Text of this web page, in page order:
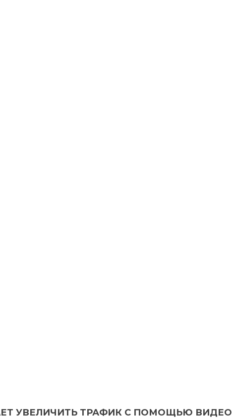
УВЕЛИЧИТЬ ТРАФИК С ПОМОЩЬЮ ВИДЕО